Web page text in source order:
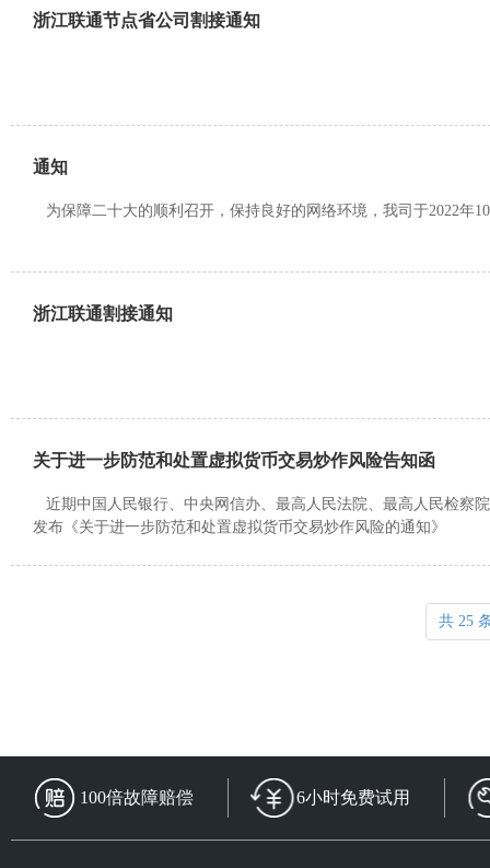
浙江联通节点省公司割接通知
通知
为保障二十大的顺利召开，保持良好的网络环境，我司于2022年
浙江联通割接通知
关于进一步防范和处置虚拟货币交易炒作风险告知函
近期中国人民银行、中央网信办、最高人民法院、最高人民检察
发布《关于进一步防范和处置虚拟货币交易炒作风险的通知》
共 25
100倍故障赔偿 6小时免费试用